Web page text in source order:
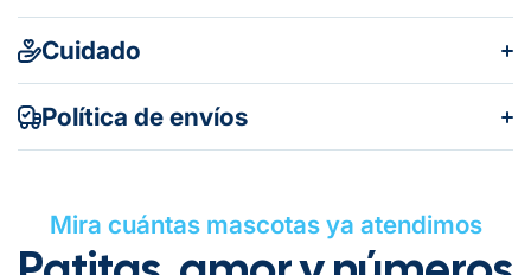
Cuidado
Política de envíos
Mira cuántas mascotas ya atendimos